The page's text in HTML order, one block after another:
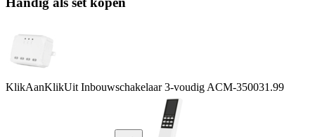
KlikAanKlikUit Inbouwschakelaar 3-voudig ACM-350031.99